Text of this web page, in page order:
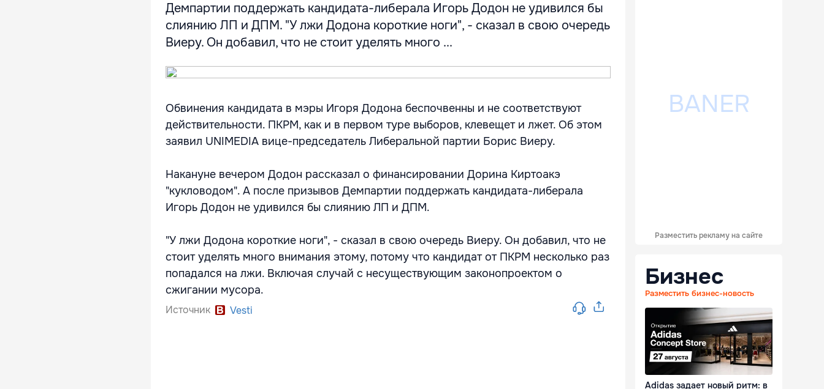
Демпартии поддержать кандидата-либерала Игорь Додон не удивился бы
слиянию ЛП и ДПМ. "У лжи Додона короткие ноги", - сказал в свою очередь
Виеру. Он добавил, что не стоит уделять много ...
Обвинения кандидата в мэры Игоря Додона беспочвенны и не соответствуют
действительности. ПКРМ, как и в первом туре выборов, клевещет и лжет. Об этом
заявил UNIMEDIA вице-председатель Либеральной партии Борис Виеру.
Накануне вечером Додон рассказал о финансировании Дорина Киртоакэ
"кукловодом". А после призывов Демпартии поддержать кандидата-либерала
Игорь Додон не удивился бы слиянию ЛП и ДПМ.
"У лжи Додона короткие ноги", - сказал в свою очередь Виеру. Он добавил, что не
стоит уделять много внимания этому, потому что кандидат от ПКРМ несколько раз
попадался на лжи. Включая случай с несуществующим законопроектом о
сжигании мусора.
Источник Vesti
Разместить рекламу на сайте
Бизнес
Разместить бизнес-новость
Adidas задает новый ритм: в